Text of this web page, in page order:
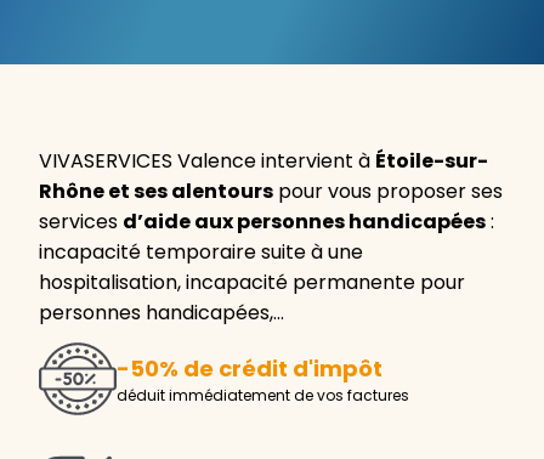
VIVASERVICES Valence intervient à Étoile-sur-
Rhône et ses alentours pour vous proposer ses
services d’aide aux personnes handicapées:
incapacité temporaire suite à une
hospitalisation, incapacité permanente pour
personnes handicapées,…
-50% de crédit d'impôt
déduit immédiatement de vos factures